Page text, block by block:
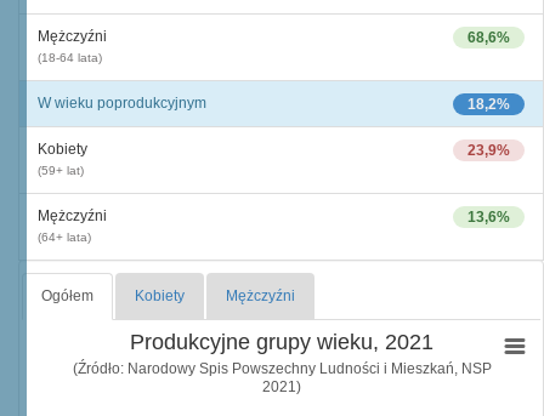
68,6%
Mężczyźni
(18-64 lata)
18,2%
W wieku poprodukcyjnym
23,9%
Kobiety
(59+ lat)
13,6%
Mężczyźni
(64+ lata)
Ogółem Kobiety Mężczyźni
Produkcyjne grupy wieku, 2021
(Źródło: Narodowy Spis Powszechny Ludności i Mieszkań, NSP
2021)